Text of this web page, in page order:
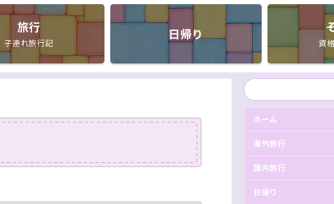
旅行
子連れ旅行記
日帰り
資
ホーム
海外旅行
国内旅行
日帰り